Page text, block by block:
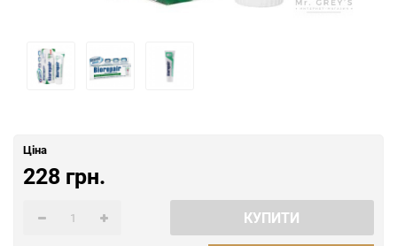
Ціна
228 грн.
КУПИТИ